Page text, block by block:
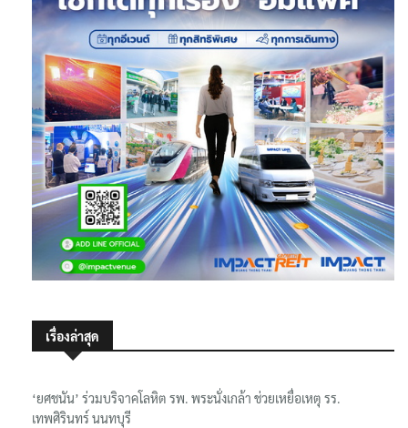
เรื่องล่าสุด
‘ยศชนัน’ ร่วมบริจาคโลหิต รพ. พระนั่งเกล้า ช่วยเหยื่อเหตุ รร.
เทพศิรินทร์ นนทบุรี